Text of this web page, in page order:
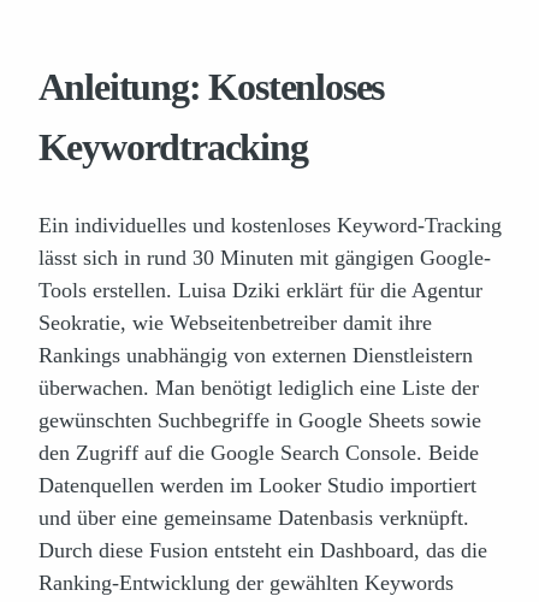
Anleitung: Kostenloses
Keywordtracking
Ein individuelles und kostenloses Keyword-Tracking
lässt sich in rund 30 Minuten mit gängigen Google-
Tools erstellen. Luisa Dziki erklärt für die Agentur
Seokratie, wie Webseitenbetreiber damit ihre
Rankings unabhängig von externen Dienstleistern
überwachen. Man benötigt lediglich eine Liste der
gewünschten Suchbegriffe in Google Sheets sowie
den Zugriff auf die Google Search Console. Beide
Datenquellen werden im Looker Studio importiert
und über eine gemeinsame Datenbasis verknüpft.
Durch diese Fusion entsteht ein Dashboard, das die
Ranking-Entwicklung der gewählten Keywords